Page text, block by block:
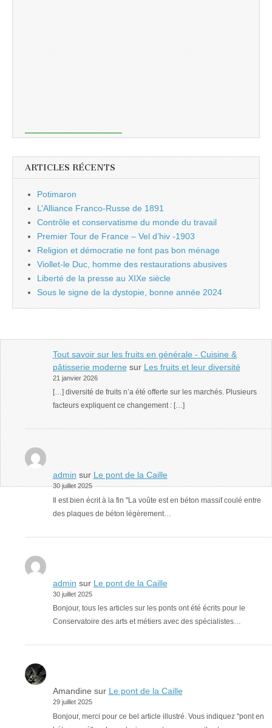
ARTICLES RÉCENTS
Potimaron
L’Alliance Franco-Russe de 1891
Contrôle et conservatisme du monde du travail
Premier Tour de France – Vel d’hiv -1903
Religion et démocratie ne font pas bon ménage
Viollet-le Duc, homme des restaurations abusives
Liberté de la presse au XIXe siècle
Sous le signe de la dystopie, bonne année 2024
Tout savoir sur les fruits en générale - Cuisine &
pâtisserie modernesur Les fruits et leur diversité
21 janvier 2026
[…] diversité de fruits n’a été offerte sur les marchés. Plusieurs
facteurs expliquent ce changement : […]
admin sur Le pont de la Caille
30 juillet 2025
Il est bien écrit à la fin "La voûte est en béton massif coulé entre
des plaques de béton légèrement…
admin sur Le pont de la Caille
30 juillet 2025
Bonjour, tous les articles sur les ponts ont été écrits pour le
Conservatoire des arts et métiers avec des spécialistes…
Amandine sur Le pont de la Caille
29 juillet 2025
Bonjour, merci pour ce bel article illustré. Vous indiquez "pont en